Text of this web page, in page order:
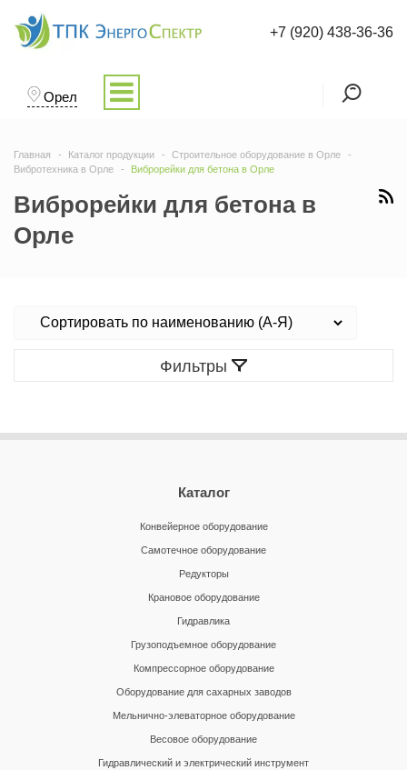
Орел
+7 (920) 438-36-36
Главная Каталог продукции
Строительное оборудование в Орле
Вибротехника в Орле
Виброрейки для бетона в Орле
Виброрейки для бетона в
Орле
Фильтры
Каталог
Конвейерное оборудование
Самотечное оборудование
Редукторы
Крановое оборудование
Гидравлика
Грузоподъемное оборудование
Компрессорное оборудование
Оборудование для сахарных заводов
Мельнично-элеваторное оборудование
Весовое оборудование
Гидравлический и электрический инструмент